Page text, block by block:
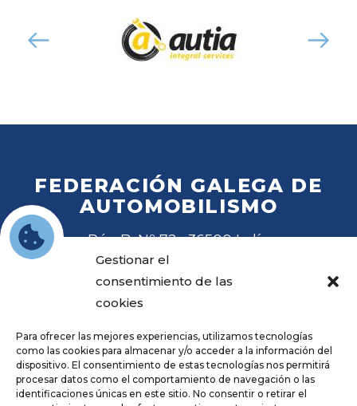
Gestionar el
consentimiento de las
cookies
Para ofrecer las mejores experiencias, utilizamos tecnologías
como las cookies para almacenar y/o acceder a la información del
dispositivo. El consentimiento de estas tecnologías nos permitirá
procesar datos como el comportamiento de navegación o las
identificaciones únicas en este sitio. No consentir o retirar el
FEDERACIÓN GALEGA DE
AUTOMOBILISMO
Rúa B, Nº 72 · 36500 Lalín
Tel. 988 27 28 41
Emailfga@fga.es
Hora local: